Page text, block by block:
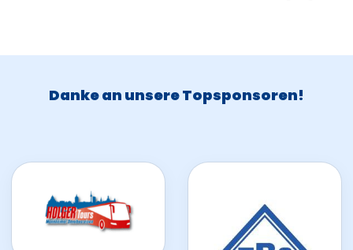
Danke an unsere Topsponsoren!